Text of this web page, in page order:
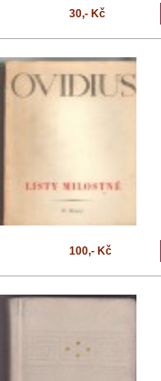
30,- Kč
100,- Kč